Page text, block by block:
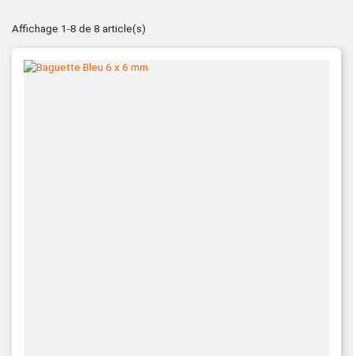
Affichage 1-8 de 8 article(s)